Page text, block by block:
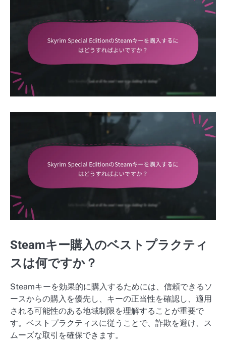
Steamキー購入のベストプラクティ
スは何ですか？
Steamキーを効果的に購入するためには、信頼できるソ
ースからの購入を優先し、キーの正当性を確認し、適用
される可能性のある地域制限を理解することが重要で
す。ベストプラクティスに従うことで、詐欺を避け、ス
ムーズな取引を確保できます。